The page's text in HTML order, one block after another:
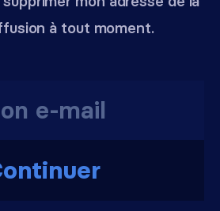
à tout moment.